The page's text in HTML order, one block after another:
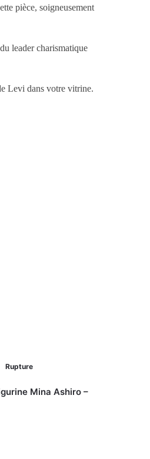
pièce, soigneusement
leader charismatique
Levi dans votre vitrine.
Rupture
Mina Ashiro –